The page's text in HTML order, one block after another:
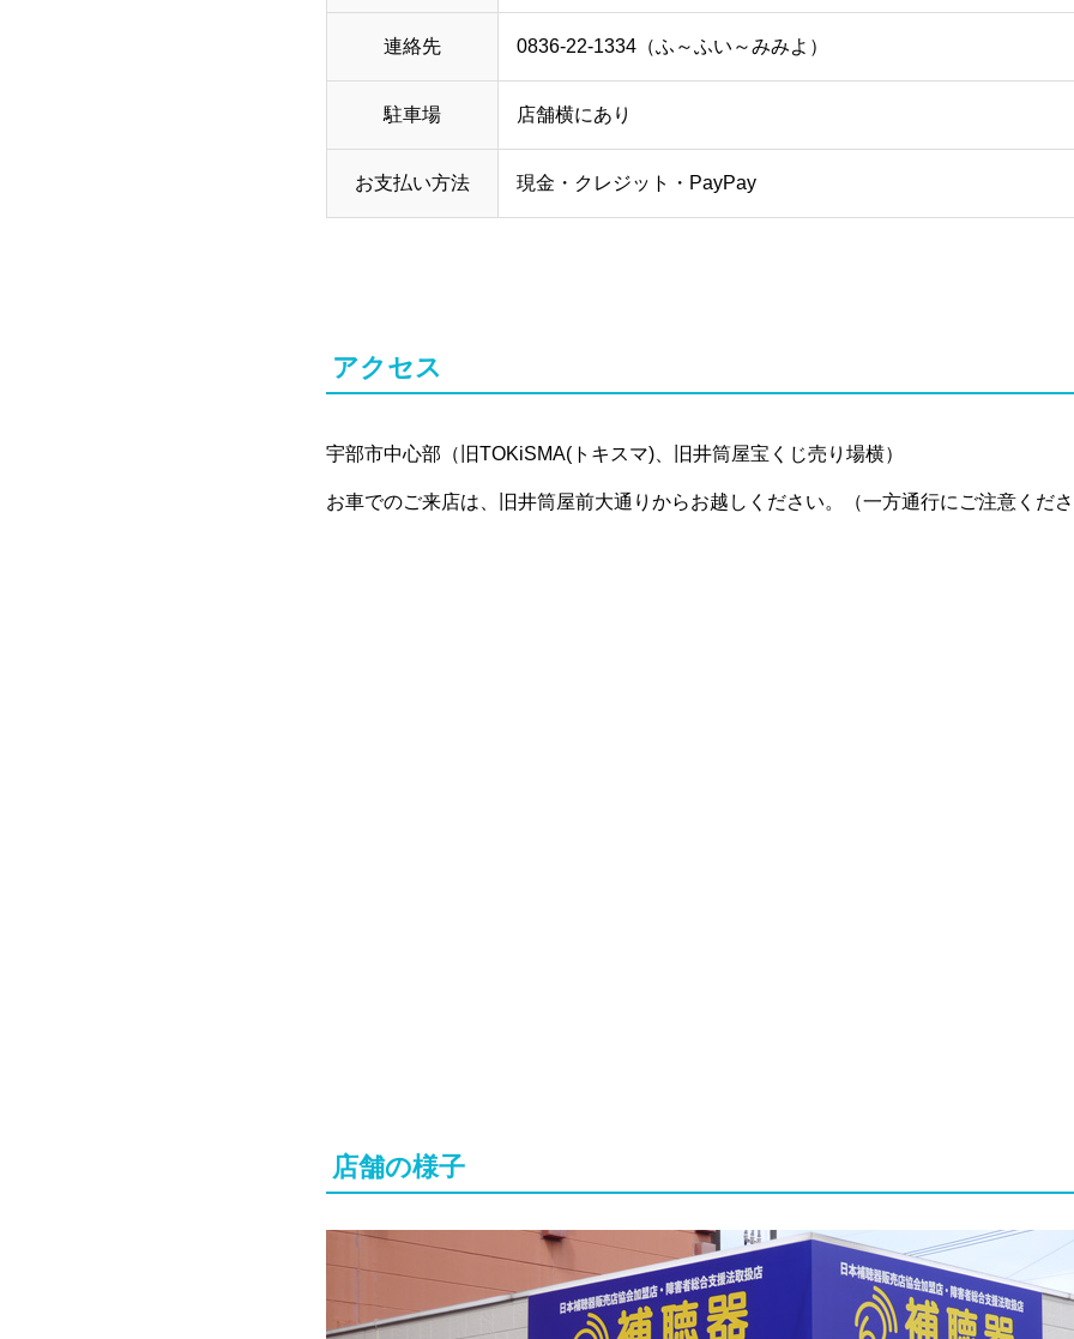
連絡先 0836-22-1334（ふ～ふい～みみよ）
駐車場 店舗横にあり
お支払い方法 現金・クレジット・PayPay
アクセス
宇部市中心部（旧TOKiSMA(トキスマ)、旧井筒屋宝くじ売り場横）
お車でのご来店は、旧井筒屋前大通りからお越しください。（一方通行にご注意くだ
店舗の様子